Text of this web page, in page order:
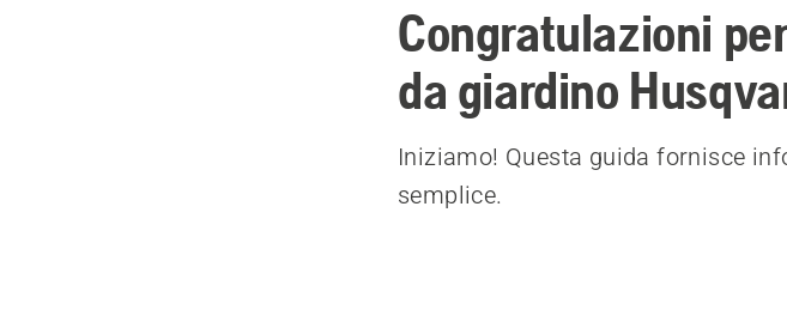
Congratulazioni
da giardino
Iniziamo! Questa guida fornisce
semplice.